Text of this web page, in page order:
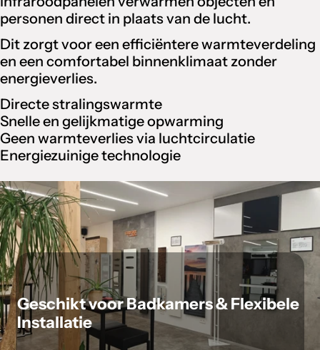
personen direct in plaats van de lucht.
Dit zorgt voor een efficiëntere warmteverdeling
en een comfortabel binnenklimaat zonder
energieverlies.
Directe stralingswarmte
Snelle en gelijkmatige opwarming
Geen warmteverlies via luchtcirculatie
Energiezuinige technologie
Geschikt voor Badkamers & Flexibele
Installatie